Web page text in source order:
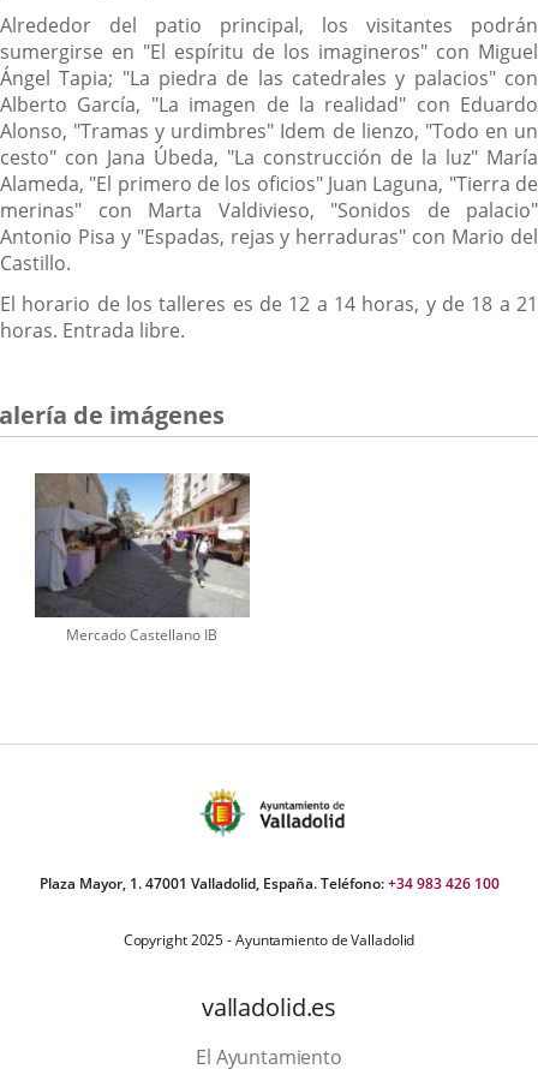
Alrededor del patio principal, los visitantes podrán
sumergirse en "El espíritu de los imagineros" con Miguel
Ángel Tapia; "La piedra de las catedrales y palacios" con
Alberto García, "La imagen de la realidad" con Eduardo
Alonso, "Tramas y urdimbres" Idem de lienzo, "Todo en un
cesto" con Jana Úbeda, "La construcción de la luz" María
Alameda, "El primero de los oficios" Juan Laguna, "Tierra de
merinas" con Marta Valdivieso, "Sonidos de palacio"
Antonio Pisa y "Espadas, rejas y herraduras" con Mario del
Castillo.
El horario de los talleres es de 12 a 14 horas, y de 18 a 21
horas. Entrada libre.
de imágenes
Mercado Castellano IB
Plaza Mayor, 1. 47001 Valladolid, España. Teléfono:+34 983 426 100
Copyright 2025 - Ayuntamiento de Valladolid
valladolid.es
El Ayuntamiento